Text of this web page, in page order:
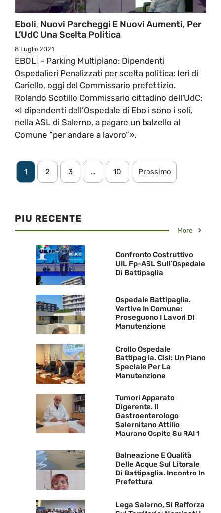
Eboli, Nuovi Parcheggi E Nuovi Aumenti, Per
L’UdC Una Scelta Politica
8 Luglio 2021
EBOLI - Parking Multipiano: Dipendenti
Ospedalieri Penalizzati per scelta politica: Ieri di
Cariello, oggi del Commissario prefettizio.
Rolando Scotillo Commissario cittadino dell'UdC:
«I dipendenti dell’Ospedale di Eboli sono i soli,
nella ASL di Salerno, a pagare un balzello al
Comune “per andare a lavoro”».
1 2 3 … 10 Prossimo
PIU RECENTE
More
Confronto Costruttivo
UIL Fp-ASL Sull’Ospedale
Di Battipaglia
Ospedale Battipaglia.
Vertive In Comune:
Proseguono I Lavori Di
Manutenzione
Crollo Ospedale
Battipaglia. Cisl: Un Piano
Speciale Per La
Manutenzione
Tumori Apparato
Digerente. Il
Gastroenterologo
Salernitano Attilio
Maurano Ospite Su RAI 1
Balneazione E Qualità
Delle Acque Sul Litorale
Di Battipaglia. Incontro In
Prefettura
Lega Salerno, Si Rafforza